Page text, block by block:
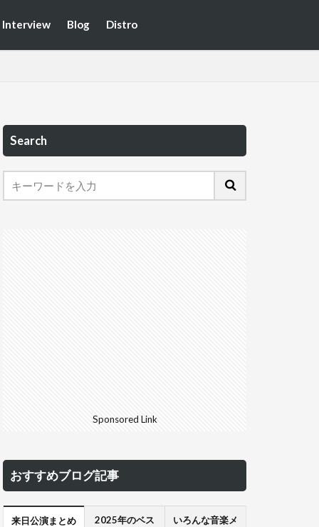
Interview Blog Distro
Search
Sponsored Link
おすすめブログ記事
来日公演まとめ
2025年のベス
いろんな音楽メ